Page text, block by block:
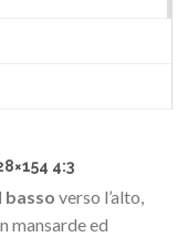
4:3
basso verso l’alto,
mansarde ed